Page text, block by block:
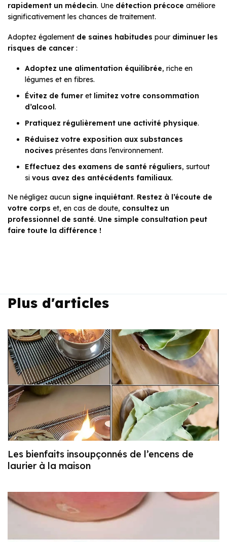
rapidement un médecin. Une détection précoce améliore
significativement les chances de traitement.
Adoptez également de saines habitudes pour diminuer les
risques de cancer :
Adoptez une alimentation équilibrée, riche en
légumes et en fibres.
Évitez de fumer et limitez votre consommation
d’alcool.
Pratiquez régulièrement une activité physique.
Réduisez votre exposition aux substances
nocives présentes dans l’environnement.
Effectuez des examens de santé réguliers, surtout
si vous avez des antécédents familiaux.
Ne négligez aucun signe inquiétant. Restez à l’écoute de
votre corps et, en cas de doute, consultez un
professionnel de santé. Une simple consultation peut
faire toute la différence !
Plus d'articles
Les bienfaits insoupçonnés de l’encens de
laurier à la maison